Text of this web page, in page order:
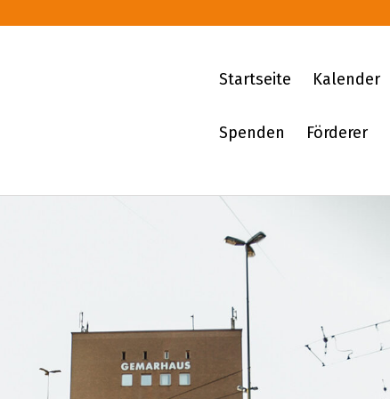
Startseite Kalender
Spenden Förderer